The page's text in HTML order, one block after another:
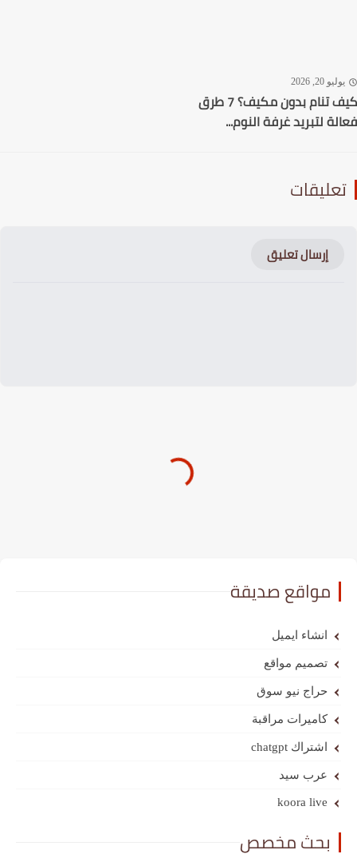
20, 2026
كيف تنام بدون مكيف؟ 7 طرق
لتبريد غرفة النوم...
إرسال تعليق
مواقع صديقة
انشاء ايميل
تصميم مواقع
حراج نيو سوق
كاميرات مراقبة
اشتراك chatgpt
عرب سيد
koora live
بحث مخصص